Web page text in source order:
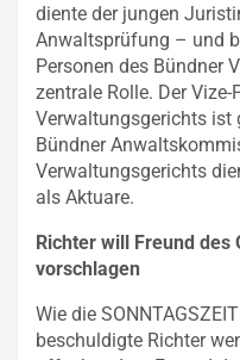
diente der jungen
Anwaltsprüfung – und
Personen des Bündner
zentrale Rolle. Der
Verwaltungsgerichts ist
Bündner
Verwaltungsgerichts
als Aktuare.
Richter will Freund des
vorschlagen
Wie die
beschuldigte Richter